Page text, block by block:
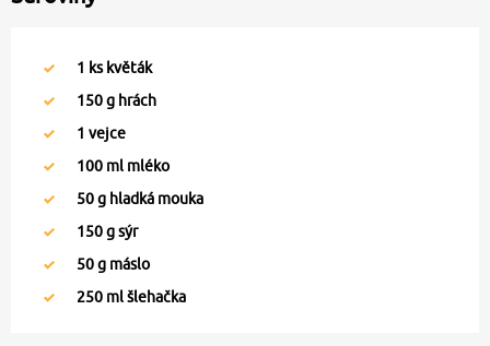
1 ks květák
150g hrách
1 vejce
100 ml mléko
50g hladká mouka
150g sýr
50g máslo
250 ml šlehačka